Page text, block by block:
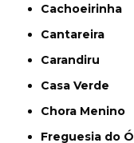
Cachoeirinha
Cantareira
Carandiru
Casa Verde
Chora Menino
Freguesia do Ó